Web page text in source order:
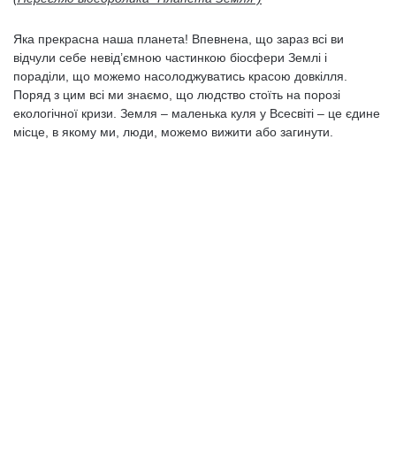
Яка прекрасна наша планета! Впевнена, що зараз всі ви
відчули себе невід’ємною частинкою біосфери Землі і
пораділи, що можемо насолоджуватись красою довкілля.
Поряд з цим всі ми знаємо, що людство стоїть на порозі
екологічної кризи. Земля – маленька куля у Всесвіті – це єдине
місце, в якому ми, люди, можемо вижити або загинути.